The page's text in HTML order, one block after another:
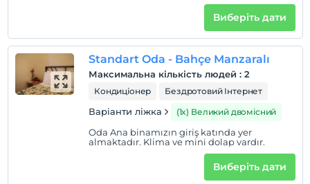
Виберіть дати
Standart Oda - Bahçe Manzaralı
Максимальна кількість людей : 2
Кондиціонер Бездротовий Інтернет
Варіанти ліжка (1x) Великий двомісний
Oda Ana binamızın giriş katında yer
almaktadır. Klima ve mini dolap vardır.
Виберіть дати